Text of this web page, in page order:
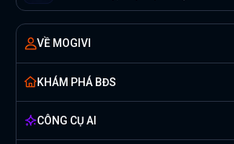
VỀ MOGIVI
KHÁM PHÁ BĐS
CÔNG CỤ AI